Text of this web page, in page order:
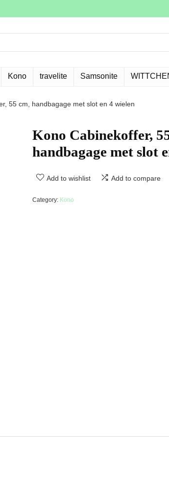
Kono travelite Samsonite
55 cm, handbagage met slot en 4 wielen
Kono Cabinekoffer,
handbagage met slot
Add to wishlist Add to compare
Category: Kono